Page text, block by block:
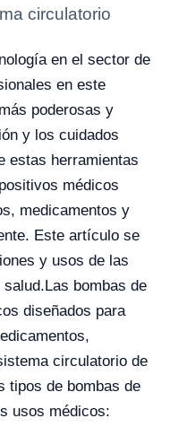
circulatorio
en el sector de
en este
poderosas y
y los cuidados
estas herramientas
médicos
medicamentos y
Este artículo se
y usos de las
salud.Las bombas de
diseñados para
circulatorio de
tipos de bombas de
usos médicos: